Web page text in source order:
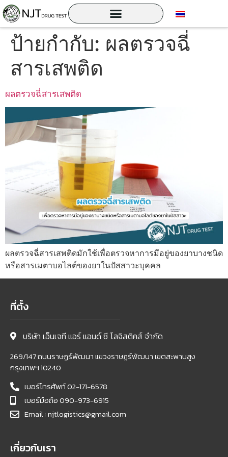
ป้ายกำกับ: ผลตรวจฉี่
สารเสพติด
ผลตรวจฉี่สารเสพติด
ผลตรวจฉี่สารเสพติดมักใช้เพื่อตรวจหาการมีอยู่ของยาบางชนิด
หรือสารเมตาบอไลต์ของยาในปัสสาวะบุคคล
ที่ตั้ง
บริษัท เอ็นเจที แอร์ แอนด์ ซี โลจิสติคส์ จำกัด
269/147 ถนนราษฏร์พัฒนา แขวงราษฎร์พัฒนา เขตสะพานสูง
กรุงเทพฯ 10240
เบอร์โทรศัพท์ 02-171-6578
เบอร์มือถือ 090-973-6915
Email : njtlogistics@gmail.com
เกี่ยวกับเรา